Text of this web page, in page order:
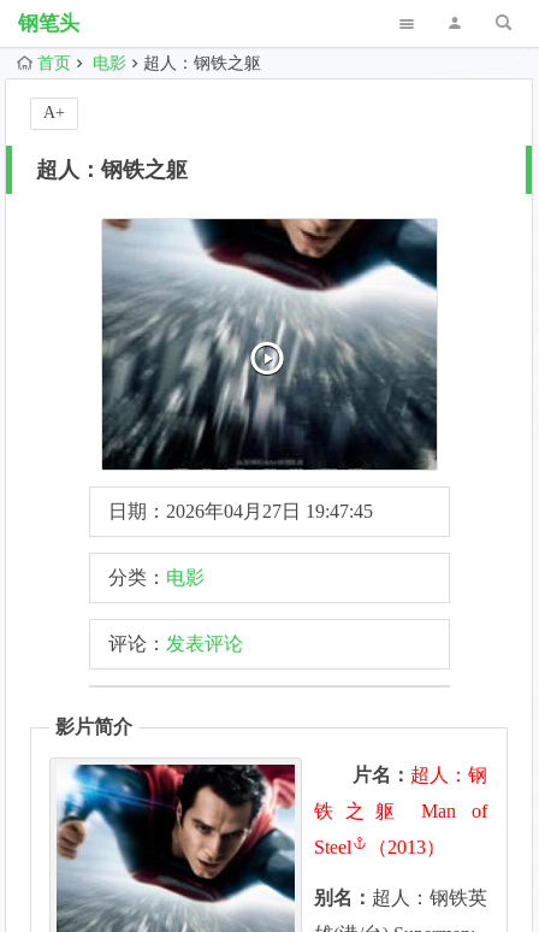
钢笔头
首页 电影 超人：钢铁之躯
超人：钢铁之躯
日期：2026年04月27日 19:47:45
分类： 电影
评论： 发表评论
影片简介
片名： 超人：钢
铁之躯Man of
Steel
（2013）
别名： 超人：钢铁英
A+